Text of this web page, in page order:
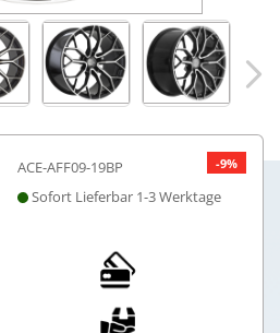
-9%
ACE-AFF09-19BP
Sofort Lieferbar 1-3 Werktage